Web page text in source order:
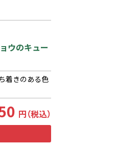
ウのキュー
着きのある色
円（税込）